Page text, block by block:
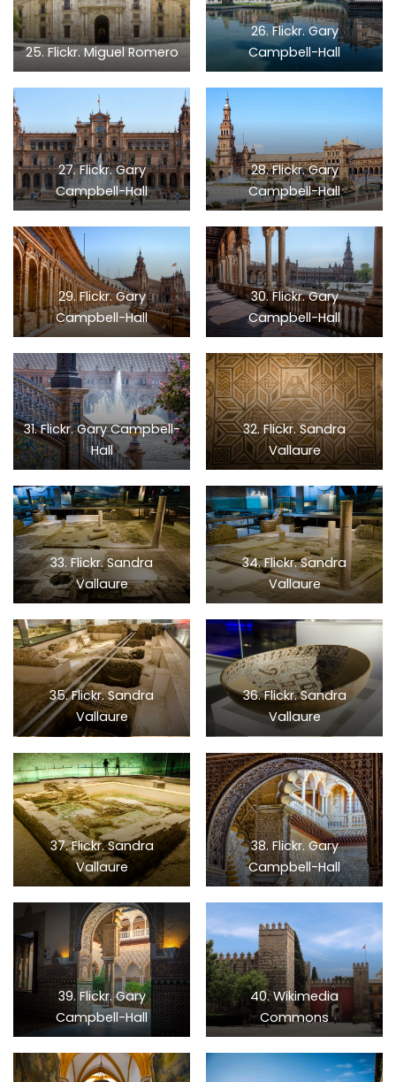
25. Flickr. Miguel Romero
26. Flickr. Gary
Campbell-Hall
27. Flickr. Gary
Campbell-Hall
28. Flickr. Gary
Campbell-Hall
29. Flickr. Gary
Campbell-Hall
30. Flickr. Gary
Campbell-Hall
31. Flickr. Gary Campbell-
Hall
32. Flickr. Sandra
Vallaure
33. Flickr. Sandra
Vallaure
34. Flickr. Sandra
Vallaure
35. Flickr. Sandra
Vallaure
36. Flickr. Sandra
Vallaure
37. Flickr. Sandra
Vallaure
38. Flickr. Gary
Campbell-Hall
39. Flickr. Gary
Campbell-Hall
40. Wikimedia
Commons